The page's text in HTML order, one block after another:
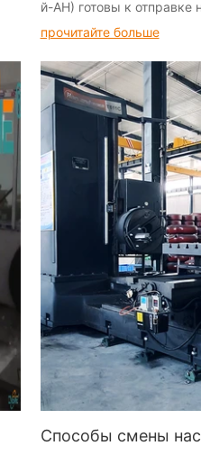
й-AH) готовы к отправке
пределов Китая
прочитайте больше
Способы смены